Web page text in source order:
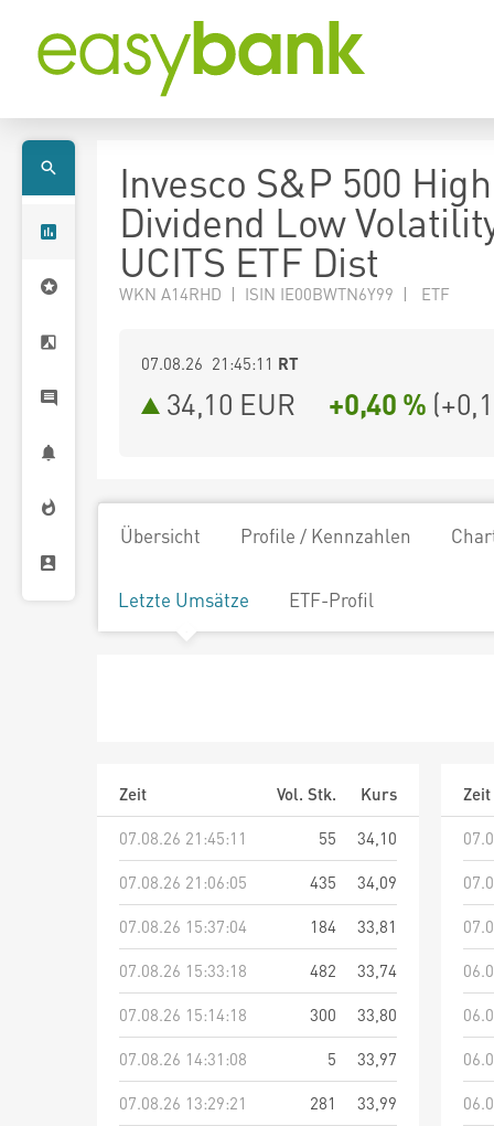
Invesco S&P 500 High
Dividend Low
UCITS ETF Dist
WKN A14RHD | ISIN IE00BWTN6Y99 | ETF
07.08.26 21:45:11 RT
34,10 EUR +0,40 % (
Übersicht Profile / Kennzahlen
Letzte Umsätze ETF-Profil
Zeit Vol. Stk.
Kurs
07.08.26 21:45:11
55
34,10
07.08.26 21:06:05
435
34,09
07.08.26 15:37:04
184
33,81
07.08.26 15:33:18
482
33,74
07.08.26 15:14:18
300
33,80
07.08.26 14:31:08
5
33,97
07.08.26 13:29:21
281
33,99
Zeit